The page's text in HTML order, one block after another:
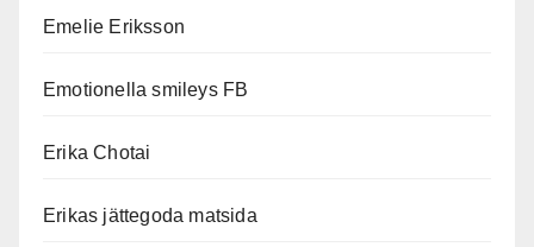
Emelie Eriksson
Emotionella smileys FB
Erika Chotai
Erikas jättegoda matsida